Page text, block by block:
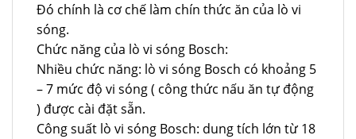
Đó chính là cơ chế làm chín thức ăn của lò vi
sóng.
Chức năng của lò vi sóng Bosch:
Nhiều chức năng: lò vi sóng Bosch có khoảng 5
– 7 mức độ vi sóng ( công thức nấu ăn tự động
) được cài đặt sẵn.
Công suất lò vi sóng Bosch: dung tích lớn từ 18